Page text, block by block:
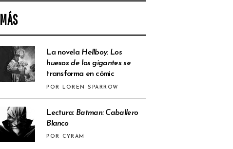
MÁS
La novela Hellboy: Los
huesos de los gigantesse
transforma en cómic
POR LOREN SPARROW
Lectura: Batman: Caballero
Blanco
POR CYRAM